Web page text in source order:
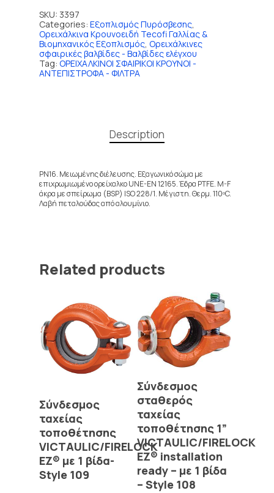
SKU: 3397
Categories: Εξοπλισμός Πυρόσβεσης,
Ορειχάλκινα Κρουνοειδή Tecofi Γαλλίας &
Βιομηχανικός Εξοπλισμός, Ορειχάλκινες
σφαιρικές βαλβίδες - Βαλβίδες ελέγχου
Tag: ΟΡΕΙΧΑΛΚΙΝΟΙ ΣΦΑΙΡΙΚΟΙ ΚΡΟΥΝΟΙ -
ΑΝΤΕΠΙΣΤΡΟΦΑ - ΦΙΛΤΡΑ
Description
PN16. Μειωμένης διέλευσης. Εξαγωνικό σώμα με
επιχρωμιωμένο ορείχαλκο UNE-EN 12165. Έδρα PTFE. M-F
άκρα με σπείρωμα (BSP) ISO 228/1. Μέγιστη. Θερμ. 110ºC.
Λαβή πεταλούδας από αλουμίνιο.
Related products
Σύνδεσμος
ταχείας
τοποθέτησης
VICTAULIC/FIRELOCK
EZ® με 1 βίδα-
Style 109
Read More
Σύνδεσμος
σταθερός
ταχείας
τοποθέτησης 1”
VICTAULIC/FIRELOCK
EZ® installation
ready – με 1 βίδα
– Style 108